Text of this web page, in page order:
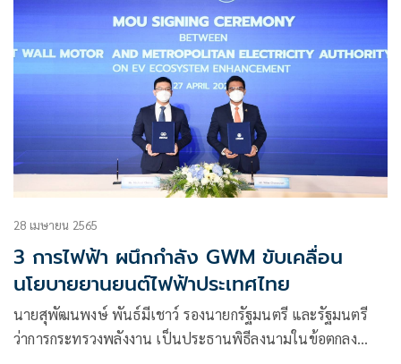
28 เมษายน 2565
3 การไฟฟ้า ผนึกกำลัง GWM ขับเคลื่อน
นโยบายยานยนต์ไฟฟ้าประเทศไทย
นายสุพัฒนพงษ์ พันธ์มีเชาว์ รองนายกรัฐมนตรี และรัฐมนตรี
ว่าการกระทรวงพลังงาน เป็นประธานพิธีลงนามในข้อตกลง